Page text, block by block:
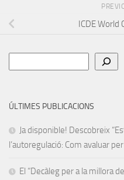
ICDE World
ÚLTIMES PUBLICACIONS
Ja disponible! Descobreix
l’autoregulació: Com avaluar
El “Decàleg per a la millora